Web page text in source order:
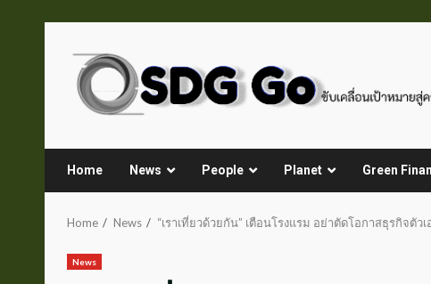
content
Home News People Planet Green
Home News “เราเที่ยวด้วยกัน” เตือนโรงแรม อย่าตัดโอกาสธุรกิจตัวเ
News